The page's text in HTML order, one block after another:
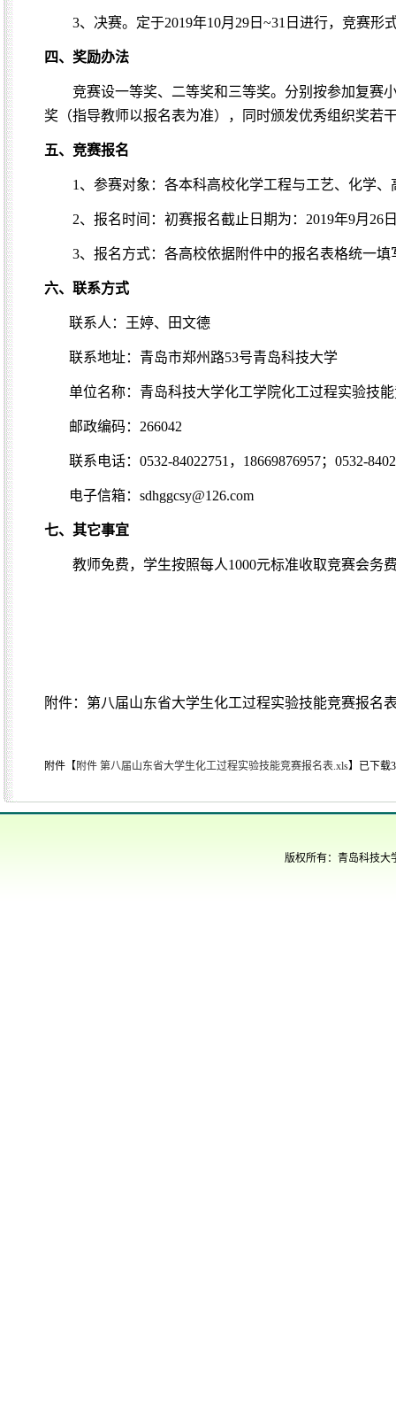
3、决赛。定于2019年10月 29 日 ~31 日进行，竞赛形
四、奖励办法
竞赛设一等奖、二等奖和三等奖。分别按参加复赛
奖（指导教师以报名表为准），同时颁发优秀组织奖若
五、竞赛报名
1 、参赛对象： 各本科高校化学工程与工艺、化学
2、报名时间：初赛报名截止日期为： 2019年9月 26
3、报名方式：各高校依据附件中的报名表格统一
六、联系方式
联系人：王婷、田文德
联系地址：青岛市郑州路53号青岛科技大学
单位名称：青岛科技大学化工学院化工过程实验技
邮政编码： 266042
联系电话： 0532-84022751 ， 18669876957； 0532-
电子信箱： sdhggcsy@126.com
七、其它事宜
教师免费，学生按照每人1000元标准收取竞赛会务
附件：第八届山东省大学生化工过程实验技能竞赛报名
附件【附件 第八届山东省大学生化工过程实验技能竞赛报名表.xls】 已下载
版权所有：青岛科技大